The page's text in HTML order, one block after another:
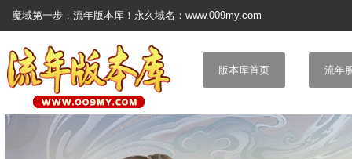
魔域第一步，流年版本库！永久域名：www.009my.com
版本库首页 流年